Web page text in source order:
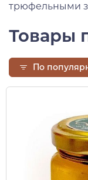
трюфельными
Товары
По